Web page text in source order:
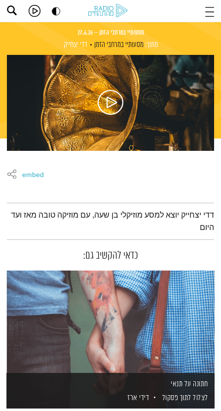
מסעותיי במרחבי הזמן – 27.6.26
מתוך: מסעותיי במרחבי הזמן דדי יצחייק
embed
תמצית הפודקאסט
דדי יצחייק יוצא למסע מוזיקלי בן שעה, עם מוזיקה טובה מאז ועד
היום
כדאי להקשיב גם:
חתונה על תנאי
לצלול לתוך פסקול
דידי ארז